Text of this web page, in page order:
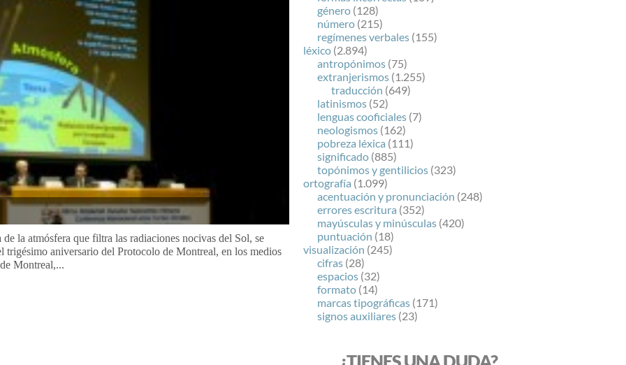
género (128)
número (215)
regímenes verbales (155)
léxico (2.894)
antropónimos (75)
extranjerismos (1.255)
traducción (649)
latinismos (52)
lenguas cooficiales (7)
neologismos (162)
pobreza léxica (111)
significado (885)
topónimos y gentilicios (323)
ortografía (1.099)
acentuación y pronunciación (248)
errores escritura (352)
mayúsculas y minúsculas (420)
puntuación (18)
visualización (245)
cifras (28)
espacios (32)
formato (14)
marcas tipográficas (171)
signos auxiliares (23)
la atmósfera que filtra las radiaciones nocivas del Sol, se
trigésimo aniversario del Protocolo de Montreal, en los medios
Montreal,...
¿TIENES UNA DUDA?